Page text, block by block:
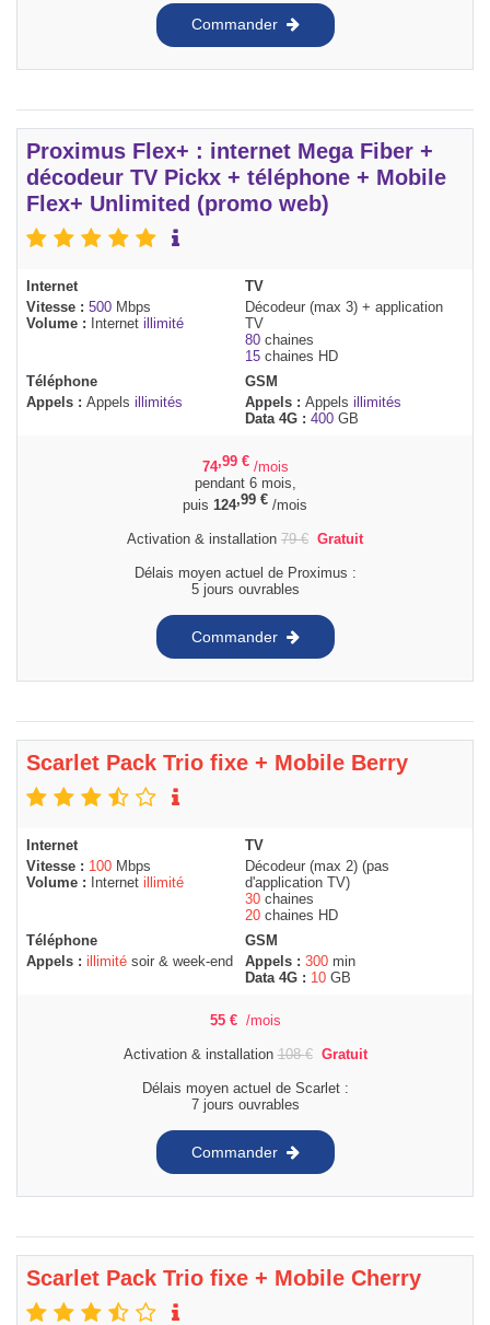
Commander
Proximus Flex+ : internet Mega Fiber +
décodeur TV Pickx + téléphone + Mobile
Flex+ Unlimited (promo web)
Internet
Vitesse : 500 Mbps
Volume : Internet illimité
TV
Décodeur (max 3) + application
TV
80 chaines
15 chaines HD
Téléphone
Appels : Appels illimités
GSM
Appels : Appels illimités
Data 4G : 400 GB
74,99 € /mois
pendant 6 mois,
puis 124,99 € /mois
Activation & installation 79€ Gratuit
Délais moyen actuel de Proximus :
5 jours ouvrables
Commander
Scarlet Pack Trio fixe + Mobile Berry
Internet
Vitesse : 100 Mbps
Volume :
Internet illimité
TV
Décodeur (max 2) (pas
d'application TV)
30 chaines
20 chaines HD
Téléphone
Appels : illimité soir & week-end
GSM
Appels : 300 min
Data 4G : 10 GB
55 € /mois
Activation & installation108€ Gratuit
Délais moyen actuel de Scarlet :
7 jours ouvrables
Commander
Scarlet Pack Trio fixe + Mobile Cherry